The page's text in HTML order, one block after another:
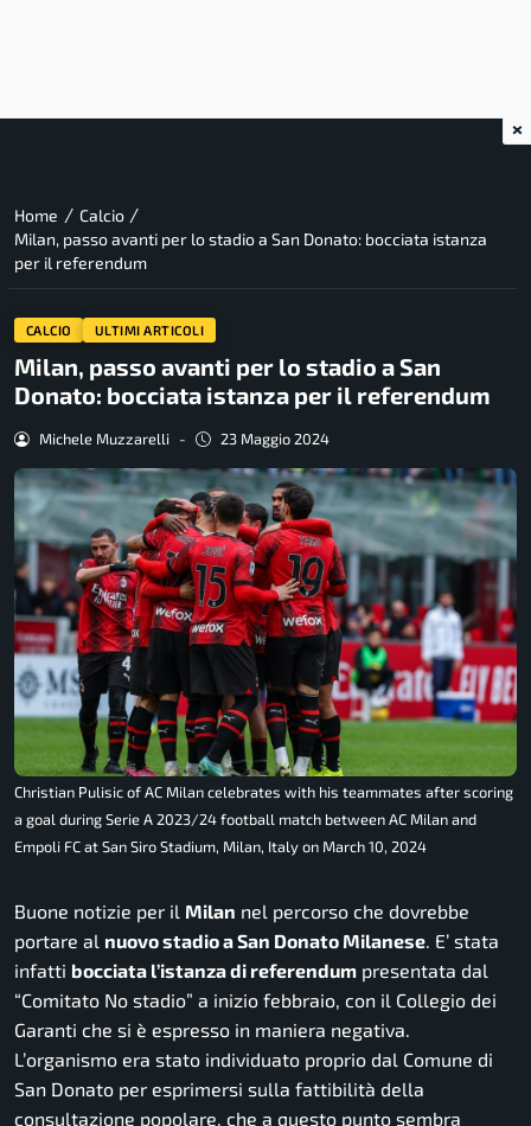
Home / Calcio /
Milan, passo avanti per lo stadio a San Donato: bocciata istanza
per il referendum
CALCIO ULTIMI ARTICOLI
Milan, passo avanti per lo stadio a San
Donato: bocciata istanza per il referendum
Michele Muzzarelli - 23 Maggio 2024
Christian Pulisic of AC Milan celebrates with his teammates after scoring
a goal during Serie A 2023/24 football match between AC Milan and
Empoli FC at San Siro Stadium, Milan, Italy on March 10, 2024
Buone notizie per il Milan nel percorso che dovrebbe
portare al nuovo stadio a San Donato Milanese. E’ stata
infatti bocciata l’istanza di referendum presentata dal
“Comitato No stadio” a inizio febbraio, con il Collegio dei
Garanti che si è espresso in maniera negativa.
L’organismo era stato individuato proprio dal Comune di
San Donato per esprimersi sulla fattibilità della
consultazione popolare, che a questo punto sembra
×